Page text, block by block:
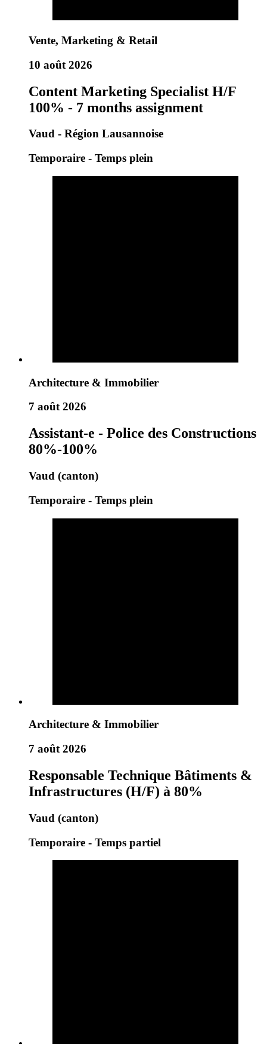
Vente, Marketing & Retail
10 août 2026
Content Marketing Specialist H/F
100% - 7 months assignment
Vaud - Région Lausannoise
Temporaire - Temps plein
Architecture & Immobilier
7 août 2026
Assistant-e - Police des Constructions
80%-100%
Vaud (canton)
Temporaire - Temps plein
Architecture & Immobilier
7 août 2026
Responsable Technique Bâtiments &
Infrastructures (H/F) à 80%
Vaud (canton)
Temporaire - Temps partiel